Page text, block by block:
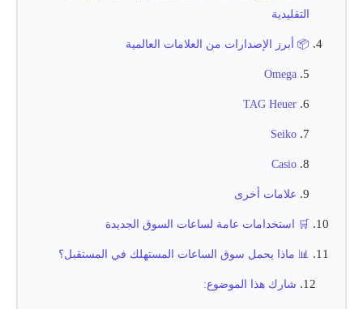
التقليدية
📦 أبرز الإصدارات من العلامات العالمية
Omega
TAG Heuer
Seiko
Casio
علامات أخرى
🛒 استخدامات عامة لساعات السوق الجديدة
📊 ماذا يحمل سوق الساعات المستهلك في المستقبل؟
شارك هذا الموضوع: